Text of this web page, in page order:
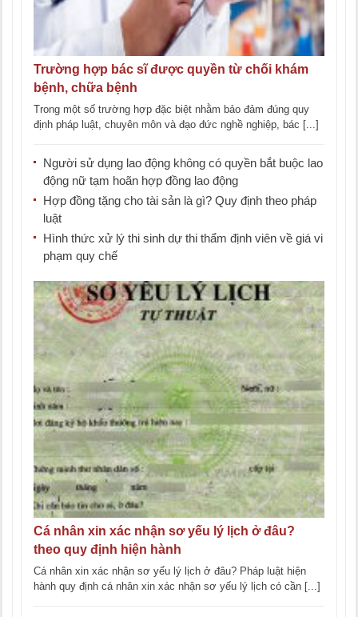
Trường hợp bác sĩ được quyền từ chối khám
bệnh, chữa bệnh
Trong một số trường hợp đặc biệt nhằm bảo đảm đúng quy
định pháp luật, chuyên môn và đạo đức nghề nghiệp, bác [...]
Người sử dụng lao động không có quyền bắt buộc lao
động nữ tạm hoãn hợp đồng lao động
Hợp đồng tặng cho tài sản là gì? Quy định theo pháp
luật
Hình thức xử lý thi sinh dự thi thẩm định viên về giá vi
phạm quy chế
Cá nhân xin xác nhận sơ yếu lý lịch ở đâu?
theo quy định hiện hành
Cá nhân xin xác nhận sơ yếu lý lịch ở đâu? Pháp luật hiện
hành quy định cá nhân xin xác nhận sơ yếu lý lịch có cần [...]